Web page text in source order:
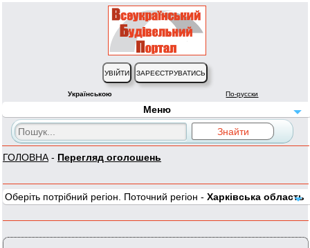
Українською По-русски
Меню
ГОЛОВНА - Перегляд оголошень
Оберіть потрібний регіон. Поточний регіон - Харківська область